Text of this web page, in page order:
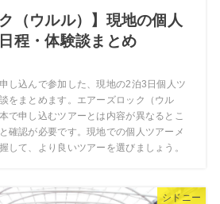
（ウルル）】現地の個人
程・体験談まとめ
し込んで参加した、現地の2泊3日個人ツ
をまとめます。エアーズロック（ウル
で申し込むツアーとは内容が異なるとこ
確認が必要です。現地での個人ツアーメ
して、より良いツアーを選びましょう。
シドニー